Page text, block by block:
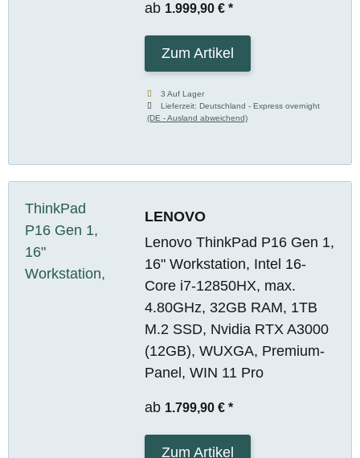
ab 1.999,90 € *
Zum Artikel
3 Auf Lager
Lieferzeit:Deutschland - Express overnight
(DE - Ausland abweichend)
LENOVO
Lenovo ThinkPad P16 Gen 1,
16" Workstation, Intel 16-
Core i7-12850HX, max.
4.80GHz, 32GB RAM, 1TB
M.2 SSD, Nvidia RTX A3000
(12GB), WUXGA, Premium-
Panel, WIN 11 Pro
ab 1.799,90 € *
Zum Artikel